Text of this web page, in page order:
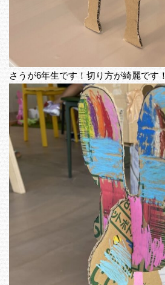
さうが6年生です！切り方が綺麗です！